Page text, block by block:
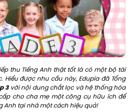
thu Tiếng Anh thật tốt là có một bộ tài
Hiểu được nhu cầu này, Edupia đã Tổng
3với nội dung chắt lọc và hệ thống hóa
cho cha mẹ một công cụ hữu ích để
Anh tại nhà một cách hiệu quả!